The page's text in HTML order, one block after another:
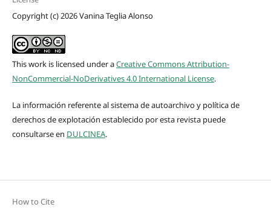
Copyright (c) 2026 Vanina Teglia Alonso
This work is licensed under aCreative Commons Attribution-
NonCommercial-NoDerivatives 4.0 International License.
La información referente al sistema de autoarchivo y política de
derechos de explotación establecido por esta revista puede
consultarse en DULCINEA.
How to Cite